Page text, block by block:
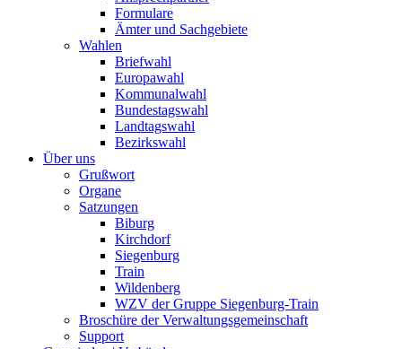
Formulare
Ämter und Sachgebiete
Wahlen
Briefwahl
Europawahl
Kommunalwahl
Bundestagswahl
Landtagswahl
Bezirkswahl
Über uns
Grußwort
Organe
Satzungen
Biburg
Kirchdorf
Siegenburg
Train
Wildenberg
WZV der Gruppe Siegenburg-Train
Broschüre der Verwaltungsgemeinschaft
Support